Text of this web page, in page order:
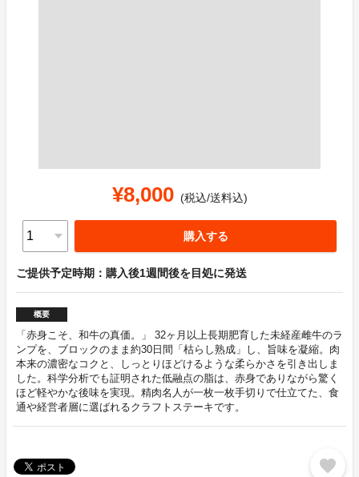
¥8,000 (税込/送料込)
購入する
ご提供予定時期：購入後1週間後を目処に発送
概要
「赤身こそ、和牛の真価。」 32ヶ月以上長期肥育した未経産雌牛のラ
ンプを、ブロックのまま約30日間「枯らし熟成」し、旨味を凝縮。肉
本来の濃密なコクと、しっとりほどけるような柔らかさを引き出しま
した。科学分析でも証明された低融点の脂は、赤身でありながら驚く
ほど軽やかな後味を実現。精肉名人が一枚一枚手切りで仕立てた、食
通や経営者層に選ばれるクラフトステーキです。
favorite